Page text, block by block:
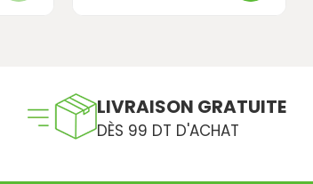
LIVRAISON GRATUITE
DÈS 99 DT D'ACHAT